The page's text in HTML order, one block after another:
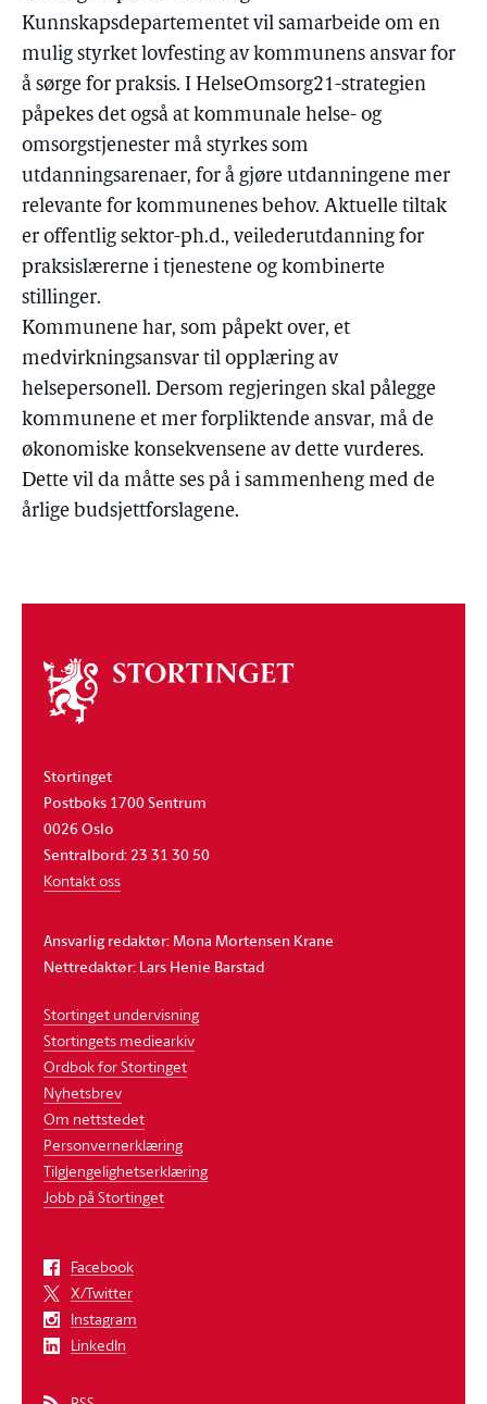
Kunnskapsdepartementet vil samarbeide om en
mulig styrket lovfesting av kommunens ansvar for
å sørge for praksis. I HelseOmsorg21-strategien
påpekes det også at kommunale helse- og
omsorgstjenester må styrkes som
utdanningsarenaer, for å gjøre utdanningene mer
relevante for kommunenes behov. Aktuelle tiltak
er offentlig sektor-ph.d., veilederutdanning for
praksislærerne i tjenestene og kombinerte
stillinger.
Kommunene har, som påpekt over, et
medvirkningsansvar til opplæring av
helsepersonell. Dersom regjeringen skal pålegge
kommunene et mer forpliktende ansvar, må de
økonomiske konsekvensene av dette vurderes.
Dette vil da måtte ses på i sammenheng med de
årlige budsjettforslagene.
Om
stortinget
Stortinget
Postboks 1700 Sentrum
0026 Oslo
Sentralbord: 23 31 30 50
Kontakt oss
Ansvarlig redaktør: Mona Mortensen Krane
Nettredaktør: Lars Henie Barstad
Stortinget undervisning
Stortingets mediearkiv
Ordbok for Stortinget
Nyhetsbrev
Om nettstedet
Personvernerklæring
Tilgjengelighetserklæring
Jobb på Stortinget
Facebook
X/Twitter
Instagram
LinkedIn